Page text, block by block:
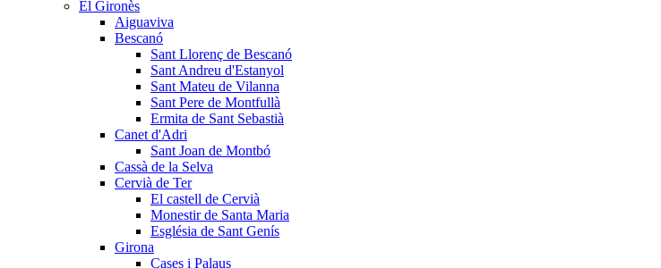
El Gironès
Aiguaviva
Bescanó
Sant Llorenç de Bescanó
Sant Andreu d'Estanyol
Sant Mateu de Vilanna
Sant Pere de Montfullà
Ermita de Sant Sebastià
Canet d'Adri
Sant Joan de Montbó
Cassà de la Selva
Cervià de Ter
El castell de Cervià
Monestir de Santa Maria
Església de Sant Genís
Girona
Cases i Palaus